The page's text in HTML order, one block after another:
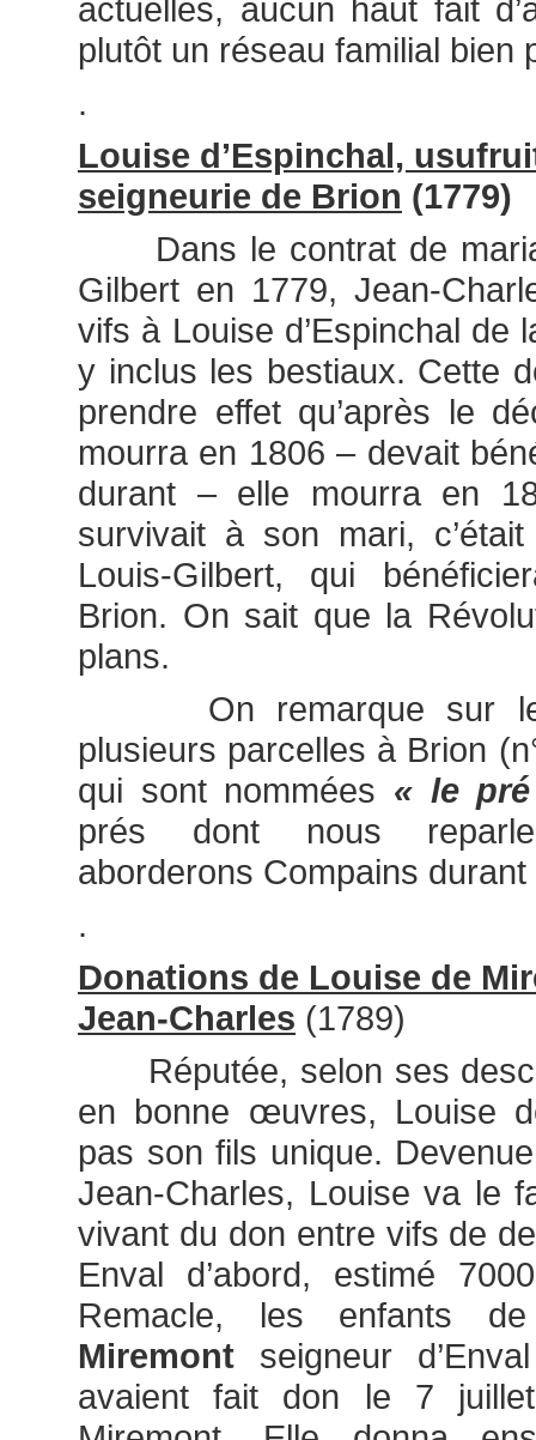
actuelles, aucun haut fait
plutôt un réseau familial bien
.
Louise d’Espinchal,
seigneurie de Brion (1779)
Dans le contrat de
Gilbert en 1779, Jean-
vifs à Louise d’Espinchal de
y inclus les bestiaux. Cette
prendre effet qu’après le
mourra en 1806 – devait
durant – elle mourra en
survivait à son mari,
Louis-Gilbert, qui
Brion. On sait que la
plans.
On remarque sur le
plusieurs parcelles à Brion
qui sont nommées « le
prés dont nous
aborderons Compains
.
Donations de Louise de
Jean-Charles (1789)
Réputée, selon ses
en bonne œuvres, Louise
pas son fils unique.
Jean-Charles, Louise va le
vivant du don entre vifs de
Enval d’abord, estimé
Remacle, les enfants
Miremont seigneur
avaient fait don le 7